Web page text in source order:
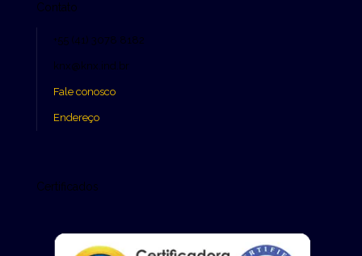
Contato
+55 (41) 3078 8182
knx@knx.ind.br
Fale conosco
Endereço
Certificados